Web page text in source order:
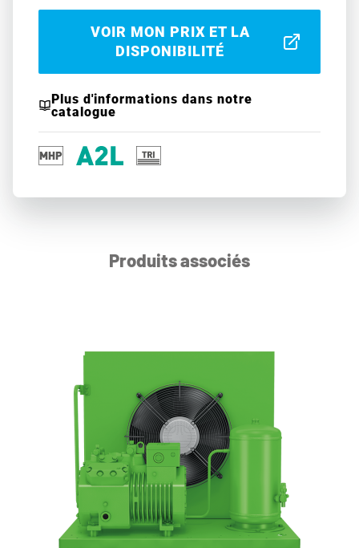
VOIR MON PRIX ET LA
DISPONIBILITÉ
Plus d'informations dans notre
catalogue
Produits associés